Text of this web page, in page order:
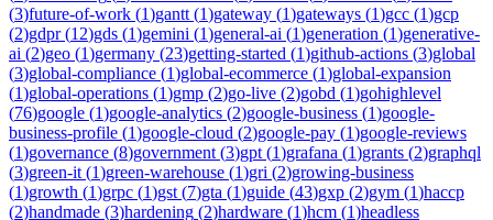
(3)future-of-work (1)gantt (1)gateway (1)gateways (1)gcc (1)gcp
(2)gdpr(12)gds (1)gemini (1)general-ai (1)generation (1)generative-
ai (2)geo (1)germany (23)getting-started (1)github-actions (3)global
(3)global-compliance (1)global-ecommerce (1)global-expansion
(1)global-operations (1)gmp (2)go-live (2)gobd (1)gohighlevel
(76)google (1)google-analytics (2)google-business (1)google-
business-profile (1)google-cloud (2)google-pay (1)google-reviews
(1)governance (8)government (3)gpt (1)grafana (1)grants (2)graphql
(3)green-it (1)green-warehouse (1)gri (2)growing-business
(1)growth (1)grpc (1)gst (7)gta (1)guide (43)gxp (2)gym (1)haccp
(2)handmade (3)hardening (2)hardware (1)hcm (1)headless